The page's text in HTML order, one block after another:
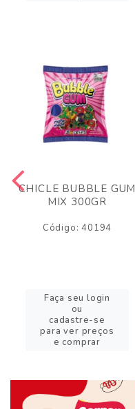
CHICLE BUBBLE GUM
MIX 300GR
Código: 40194
Faça seu login
ou
cadastre-se
para ver preços
e comprar